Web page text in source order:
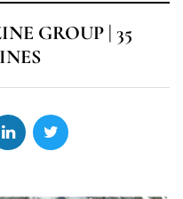
GROUP | 35